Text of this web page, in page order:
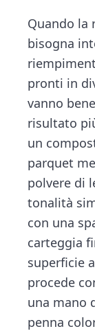
Quando la
bisogna
pronti in
vanno
risultato
un
parquet
polvere di
tonalità
con una
carteggia
superficie
procede
una mano
penna